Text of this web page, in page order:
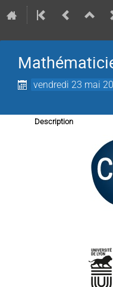
vendredi 23 mai
Description